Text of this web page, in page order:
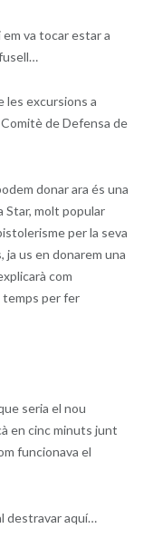
va tocar estar a
les excursions a
de Defensa de
donar ara és una
molt popular
per la seva
us en donarem una
com
temps per fer
seria el nou
en cinc minuts junt
funcionava el
destravar aquí…